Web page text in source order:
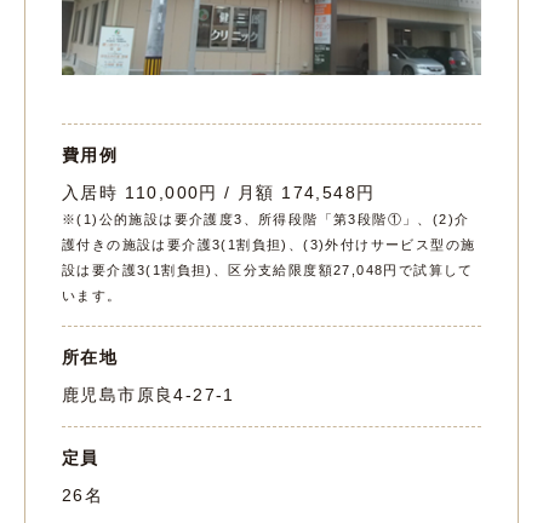
費用例
入居時 110,000円 / 月額 174,548円
※(1)公的施設は要介護度3、所得段階「第3段階①」、(2)介
護付きの施設は要介護3(1割負担)、(3)外付けサービス型の施
設は要介護3(1割負担)、区分支給限度額27,048円で試算して
います。
所在地
鹿児島市原良4-27-1
定員
26名